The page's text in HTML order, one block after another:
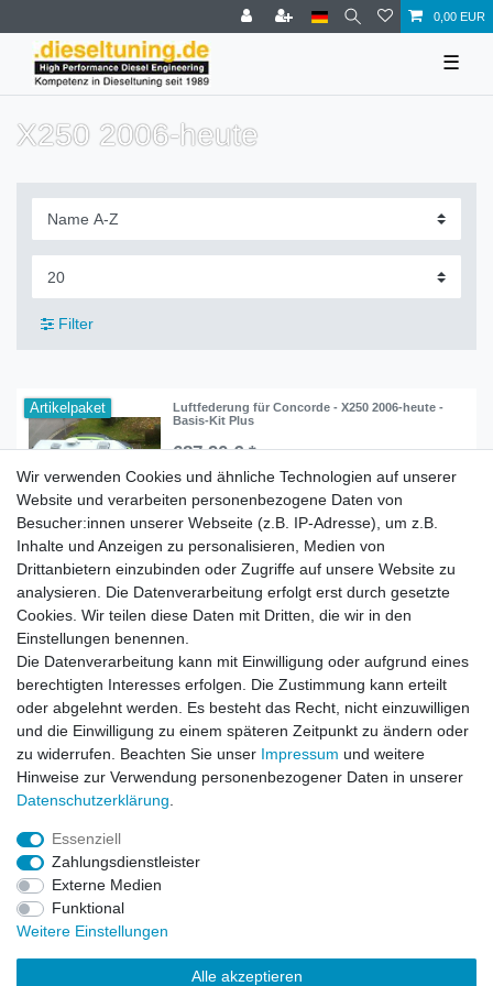
0,00 EUR
☰
X250 2006-heute
Filter
Artikelpaket
Luftfederung für Concorde - X250 2006-heute -
Basis-Kit Plus
687,90 € *
In den Warenkorb
Zahlung und Versand
Impressum Daten­schutz­erklärung AGB
Barrierefreiheitserklärung Widerrufs­recht
Vertrag widerrufen
© Copyright 2026 | Alle Rechte vorbehalten.
Wir verwenden Cookies und ähnliche Technologien auf unserer
Website und verarbeiten personenbezogene Daten von
Besucher:innen unserer Webseite (z.B. IP-Adresse), um z.B.
Inhalte und Anzeigen zu personalisieren, Medien von
Drittanbietern einzubinden oder Zugriffe auf unsere Website zu
analysieren. Die Datenverarbeitung erfolgt erst durch gesetzte
Cookies. Wir teilen diese Daten mit Dritten, die wir in den
Einstellungen benennen.
Die Datenverarbeitung kann mit Einwilligung oder aufgrund eines
berechtigten Interesses erfolgen. Die Zustimmung kann erteilt
oder abgelehnt werden. Es besteht das Recht, nicht einzuwilligen
und die Einwilligung zu einem späteren Zeitpunkt zu ändern oder
zu widerrufen. Beachten Sie unser Impressum und weitere
Hinweise zur Verwendung personenbezogener Daten in unserer
Daten­schutz­erklärung
Essenziell
Zahlungsdienstleister
Externe Medien
Funktional
Weitere Einstellungen
Alle akzeptieren